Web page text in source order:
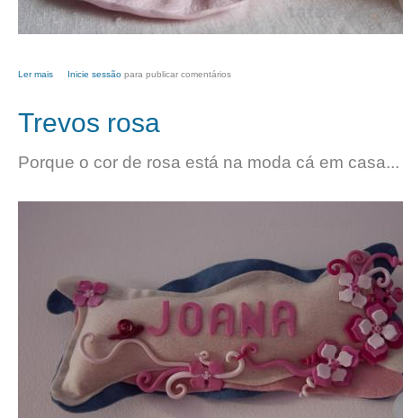
Ler mais acerca de Vela e concha de batismo
Inicie sessão para publicar comentários
Trevos rosa
Porque o cor de rosa está na moda cá em casa...